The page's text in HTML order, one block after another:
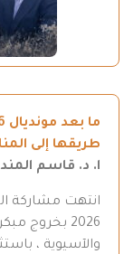
طريقها إلى
ا. د. قاسم
انتهت مشاركة
2026 بخروج
والآسيوية ،